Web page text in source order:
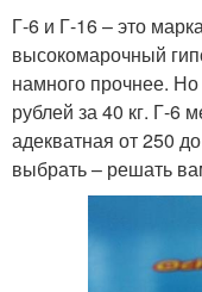
Г-6 и Г-16 – это
высокомарочный
намного прочнее. Но
рублей за 40 кг. Г-6
адекватная от 250
выбрать – решать